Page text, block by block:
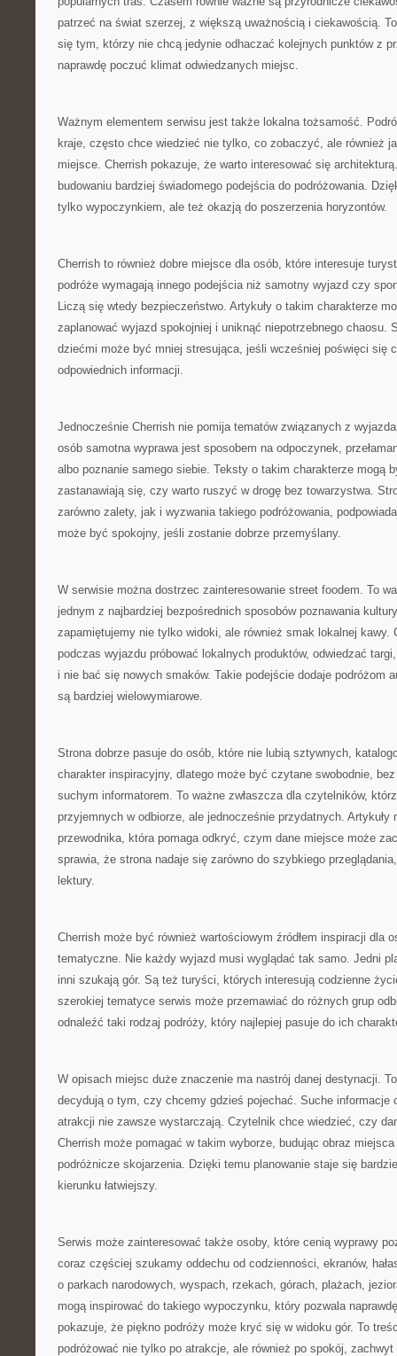
patrzeć na świat szerzej, z większą uważnością i ciekawością.
się tym, którzy nie chcą jedynie odhaczać kolejnych punktów z
naprawdę poczuć klimat odwiedzanych miejsc.
Ważnym elementem serwisu jest także lokalna tożsamość.
kraje, często chce wiedzieć nie tylko, co zobaczyć, ale również
miejsce. Cherrish pokazuje, że warto interesować się
budowaniu bardziej świadomego podejścia do podróżowania.
tylko wypoczynkiem, ale też okazją do poszerzenia horyzontów.
Cherrish to również dobre miejsce dla osób, które interesuje
podróże wymagają innego podejścia niż samotny wyjazd czy
Liczą się wtedy bezpieczeństwo. Artykuły o takim charakterze
zaplanować wyjazd spokojniej i uniknąć niepotrzebnego chaosu.
dziećmi może być mniej stresująca, jeśli wcześniej poświęci się
odpowiednich informacji.
Jednocześnie Cherrish nie pomija tematów związanych z
osób samotna wyprawa jest sposobem na odpoczynek,
albo poznanie samego siebie. Teksty o takim charakterze mogą
zastanawiają się, czy warto ruszyć w drogę bez towarzystwa.
zarówno zalety, jak i wyzwania takiego podróżowania,
może być spokojny, jeśli zostanie dobrze przemyślany.
W serwisie można dostrzec zainteresowanie street foodem. To
jednym z najbardziej bezpośrednich sposobów poznawania
zapamiętujemy nie tylko widoki, ale również smak lokalnej kawy.
podczas wyjazdu próbować lokalnych produktów, odwiedzać
i nie bać się nowych smaków. Takie podejście dodaje podróżom
są bardziej wielowymiarowe.
Strona dobrze pasuje do osób, które nie lubią sztywnych,
charakter inspiracyjny, dlatego może być czytane swobodnie,
suchym informatorem. To ważne zwłaszcza dla czytelników,
przyjemnych w odbiorze, ale jednocześnie przydatnych. Artykuły
przewodnika, która pomaga odkryć, czym dane miejsce może
sprawia, że strona nadaje się zarówno do szybkiego
lektury.
Cherrish może być również wartościowym źródłem inspiracji dla
tematyczne. Nie każdy wyjazd musi wyglądać tak samo. Jedni
inni szukają gór. Są też turyści, których interesują codzienne
szerokiej tematyce serwis może przemawiać do różnych grup
odnaleźć taki rodzaj podróży, który najlepiej pasuje do ich
W opisach miejsc duże znaczenie ma nastrój danej destynacji.
decydują o tym, czy chcemy gdzieś pojechać. Suche informacje
atrakcji nie zawsze wystarczają. Czytelnik chce wiedzieć, czy
Cherrish może pomagać w takim wyborze, budując obraz
podróżnicze skojarzenia. Dzięki temu planowanie staje się
kierunku łatwiejszy.
Serwis może zainteresować także osoby, które cenią wyprawy
coraz częściej szukamy oddechu od codzienności, ekranów,
o parkach narodowych, wyspach, rzekach, górach, plażach,
mogą inspirować do takiego wypoczynku, który pozwala
pokazuje, że piękno podróży może kryć się w widoku gór. To
podróżować nie tylko po atrakcje, ale również po spokój,